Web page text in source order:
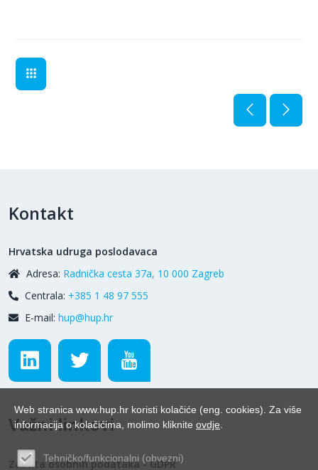
Kontakt
Hrvatska udruga poslodavaca
Adresa: Radnička cesta 37a, 10 000 Zagreb
Centrala: +385 1 48 97 555
E-mail: hup@hup.hr
Važni linkovi
Zaštita osobnih podataka - GDPR
Web stranica www.hup.hr koristi kolačiće (eng. cookies). Za više
informacija o kolačićima, molimo kliknite ovdje
Tehničko/funkcionalni (obvezni)